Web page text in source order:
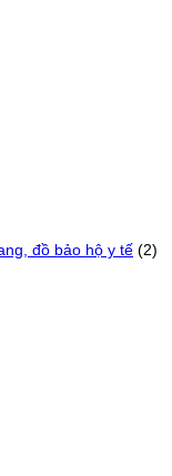
đồ bảo hộ y tế (2)